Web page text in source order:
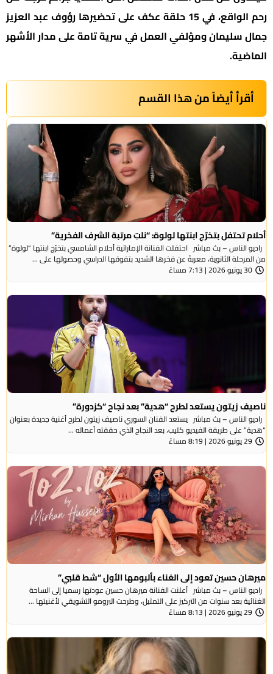
رحم الواقع، في 15 حلقة عكف على تحضيرها رؤوف عبد العزيز
جمال سليمان ومؤلفي العمل في سرية تامة على مدار الأشهر
الماضية.
أقرأ أيضاً من هذا القسم
أحلام تحتفل بتخرّج ابنتها لولوة: “نلتِ مرتبة الشرف الفخرية”
راديو الناس – بث مباشر احتفلت الفنانة الإماراتية أحلام الشامسي بتخرّج ابنتها “لولوة”
من المرحلة الثانوية، معربةً عن فخرها الشديد بتفوقها الدراسي وحصولها على ...
30 يونيو 2026 | 7:13 مساءً
ناصيف زيتون يستعد لطرح “هدية” بعد نجاح “كزدورة”
راديو الناس – بث مباشر يستعد الفنان السوري ناصيف زيتون لطرح أغنية جديدة بعنوان
“هدية” على طريقة الفيديو كليب، بعد النجاح الذي حققته أعماله ...
29 يونيو 2026 | 8:19 مساءً
ميرهان حسين تعود إلى الغناء بألبومها الأول “شط قلبي”
راديو الناس – بث مباشر أعلنت الفنانة ميرهان حسين عودتها رسميا إلى الساحة
الغنائية بعد سنوات من التركيز على التمثيل، وطرحت البرومو التشويقي لأغنيتها ...
29 يونيو 2026 | 8:13 مساءً